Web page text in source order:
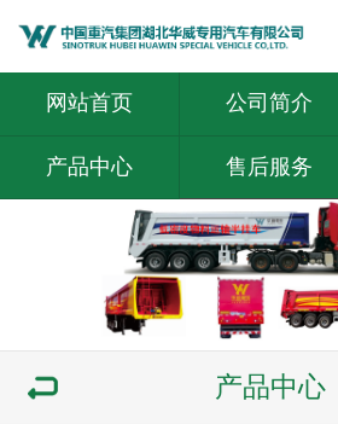
网站首页 公司简介
产品中心 售后服务
产品中心